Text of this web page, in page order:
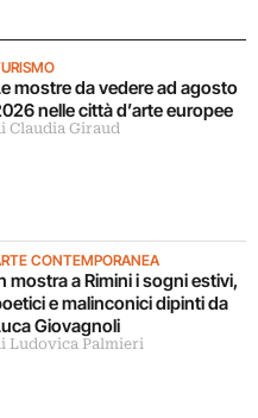
mostre da vedere ad agosto
nelle città d’arte europee
Claudia Giraud
CONTEMPORANEA
mostra a Rimini i sogni estivi,
e malinconici dipinti da
Giovagnoli
Ludovica Palmieri